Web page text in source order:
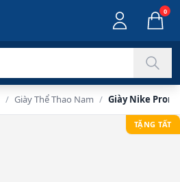
0
/ Giày Thể Thao Nam / Giày Nike
TẶNG TẤT